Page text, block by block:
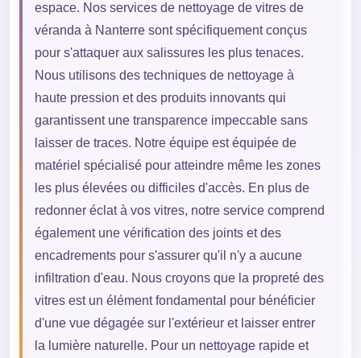
espace. Nos services de nettoyage de vitres de
véranda à Nanterre sont spécifiquement conçus
pour s'attaquer aux salissures les plus tenaces.
Nous utilisons des techniques de nettoyage à
haute pression et des produits innovants qui
garantissent une transparence impeccable sans
laisser de traces. Notre équipe est équipée de
matériel spécialisé pour atteindre même les zones
les plus élevées ou difficiles d'accès. En plus de
redonner éclat à vos vitres, notre service comprend
également une vérification des joints et des
encadrements pour s'assurer qu'il n'y a aucune
infiltration d'eau. Nous croyons que la propreté des
vitres est un élément fondamental pour bénéficier
d'une vue dégagée sur l'extérieur et laisser entrer
la lumière naturelle. Pour un nettoyage rapide et